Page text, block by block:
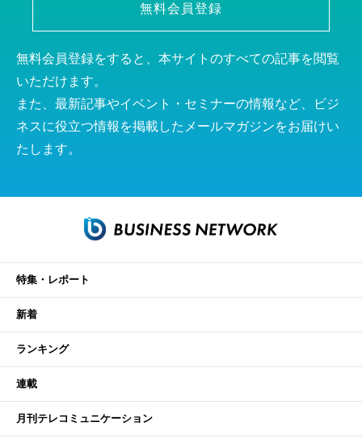
無料会員登録
無料会員登録をすると、本サイトのすべての記事を閲覧
いただけます。
また、最新記事やイベント・セミナーの情報など、ビジ
ネスに役立つ情報を掲載したメールマガジンをお届けい
たします。
特集・レポート
新着
ランキング
連載
月刊テレコミュニケーション